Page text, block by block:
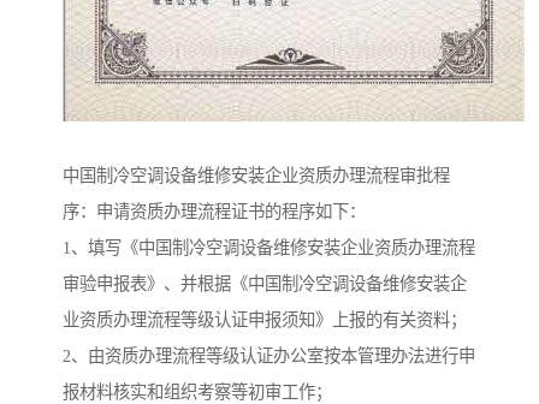
中国制冷空调设备维修安装企业资质办理流程审批程
序：申请资质办理流程证书的程序如下：
1、填写《中国制冷空调设备维修安装企业资质办理流程
审验申报表》、并根据《中国制冷空调设备维修安装企
业资质办理流程等级认证申报须知》上报的有关资料；
2、由资质办理流程等级认证办公室按本管理办法进行申
报材料核实和组织考察等初审工作；